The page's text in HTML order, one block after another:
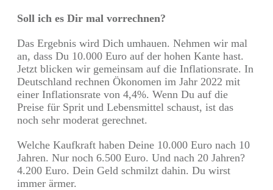
Soll ich es Dir mal vorrechnen?
Das Ergebnis wird Dich umhauen. Nehmen wir mal
an, dass Du 10.000 Euro auf der hohen Kante hast.
Jetzt blicken wir gemeinsam auf die Inflationsrate. In
Deutschland rechnen Ökonomen im Jahr 2022 mit
einer Inflationsrate von 4,4%. Wenn Du auf die
Preise für Sprit und Lebensmittel schaust, ist das
noch sehr moderat gerechnet.
Welche Kaufkraft haben Deine 10.000 Euro nach 10
Jahren. Nur noch 6.500 Euro. Und nach 20 Jahren?
4.200 Euro. Dein Geld schmilzt dahin. Du wirst
immer ärmer.